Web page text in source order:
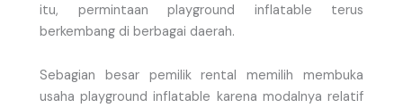
itu, permintaan playground inflatable terus
berkembang di berbagai daerah.
Sebagian besar pemilik rental memilih membuka
usaha playground inflatable karena modalnya relatif